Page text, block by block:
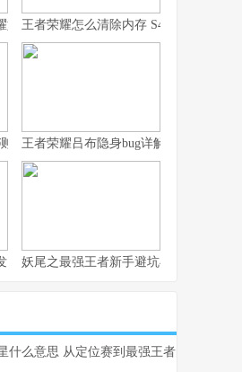
何用凯，我这10年心得全在这了！
王者荣耀怎么清除内存 S43赛季防卡顿
了100把的克制方法
王者荣耀吕布隐身bug详解 老玩家常见
这赛季S43的沟通优化细节你得知道
妖尾之最强王者新手避坑与实战心得
什么意思 从定位赛到最强王者的段位全解